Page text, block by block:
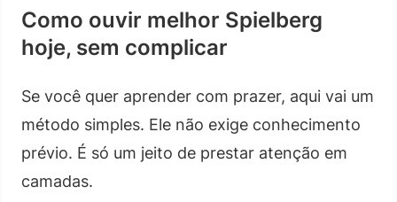
Como ouvir melhor Spielberg
hoje, sem complicar
Se você quer aprender com prazer, aqui vai um
método simples. Ele não exige conhecimento
prévio. É só um jeito de prestar atenção em
camadas.